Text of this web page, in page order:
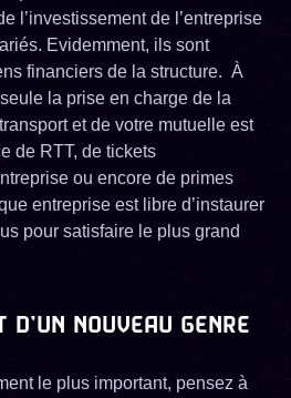
l’investissement de l’entreprise
Evidemment, ils sont
financiers de la structure. À
la prise en charge de la
et de votre mutuelle est
de RTT, de tickets
ou encore de primes
entreprise est libre d’instaurer
pour satisfaire le plus grand
NOUVEAU GENRE
le plus important, pensez à